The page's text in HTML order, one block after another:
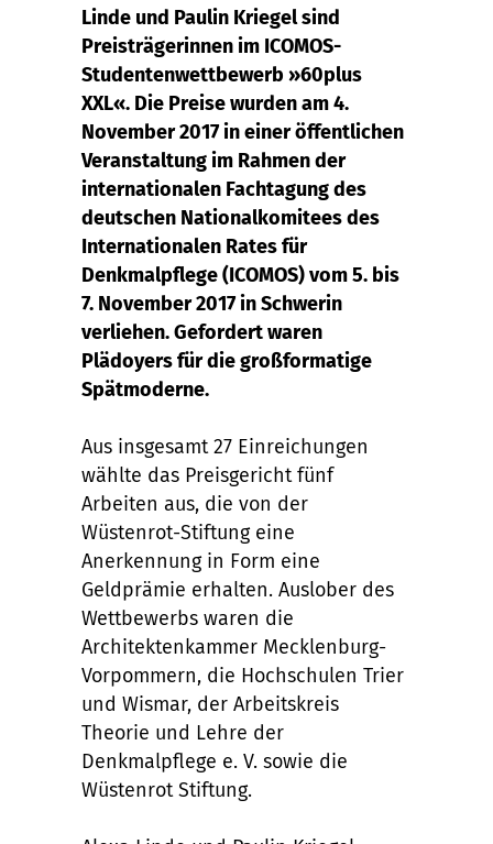
Linde und Paulin Kriegel sind
Preisträgerinnen im ICOMOS-
Studentenwettbewerb »60plus
XXL«. Die Preise wurden am 4.
November 2017 in einer öffentlichen
Veranstaltung im Rahmen der
internationalen Fachtagung des
deutschen Nationalkomitees des
Internationalen Rates für
Denkmalpflege (ICOMOS) vom 5. bis
7. November 2017 in Schwerin
verliehen. Gefordert waren
Plädoyers für die großformatige
Spätmoderne.
Aus insgesamt 27 Einreichungen
wählte das Preisgericht fünf
Arbeiten aus, die von der
Wüstenrot-Stiftung eine
Anerkennung in Form eine
Geldprämie erhalten. Auslober des
Wettbewerbs waren die
Architektenkammer Mecklenburg-
Vorpommern, die Hochschulen Trier
und Wismar, der Arbeitskreis
Theorie und Lehre der
Denkmalpflege e. V. sowie die
Wüstenrot Stiftung.